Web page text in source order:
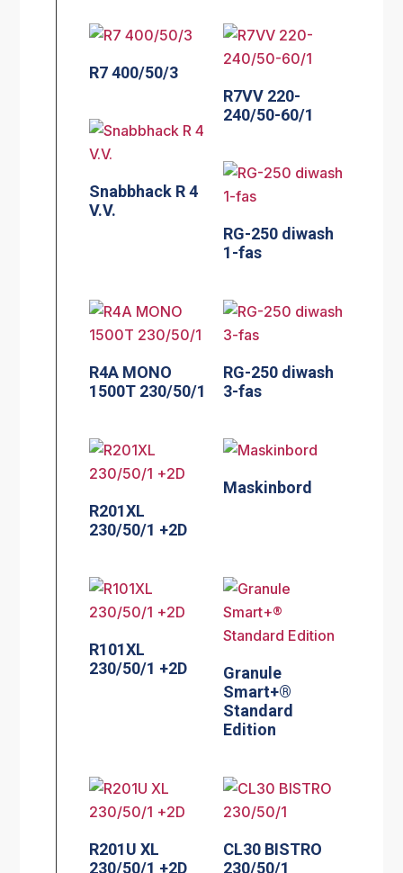
R7 400/50/3
R7VV 220-
240/50-60/1
Snabbhack R 4
V.V.
RG-250 diwash
1-fas
R4A MONO
1500T 230/50/1
RG-250 diwash
3-fas
R201XL
230/50/1 +2D
Maskinbord
R101XL
230/50/1 +2D
Granule
Smart+®
Standard
Edition
R201U XL
230/50/1 +2D
CL30 BISTRO
230/50/1